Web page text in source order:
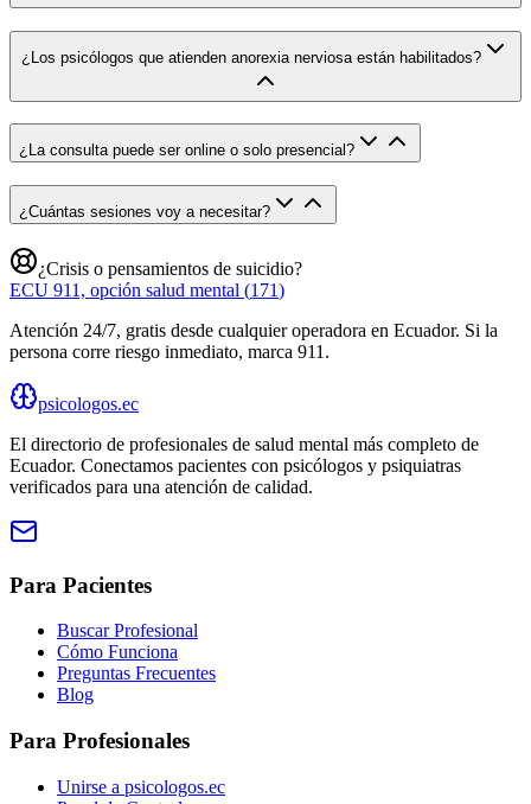
¿Los psicólogos que atienden anorexia nerviosa están habilitados?
¿La consulta puede ser online o solo presencial?
¿Cuántas sesiones voy a necesitar?
¿Crisis o pensamientos de suicidio?
ECU 911, opción salud mental (171)
Atención 24/7, gratis desde cualquier operadora en Ecuador. Si la
persona corre riesgo inmediato, marca 911.
psicologos.ec
El directorio de profesionales de salud mental más completo de
Ecuador. Conectamos pacientes con psicólogos y psiquiatras
verificados para una atención de calidad.
Para Pacientes
Buscar Profesional
Cómo Funciona
Preguntas Frecuentes
Blog
Para Profesionales
Unirse a psicologos.ec